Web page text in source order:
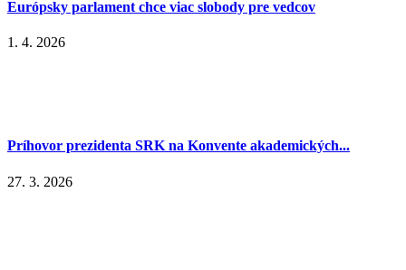
Európsky parlament chce viac slobody pre vedcov
1. 4. 2026
Príhovor prezidenta SRK na Konvente akademických...
27. 3. 2026